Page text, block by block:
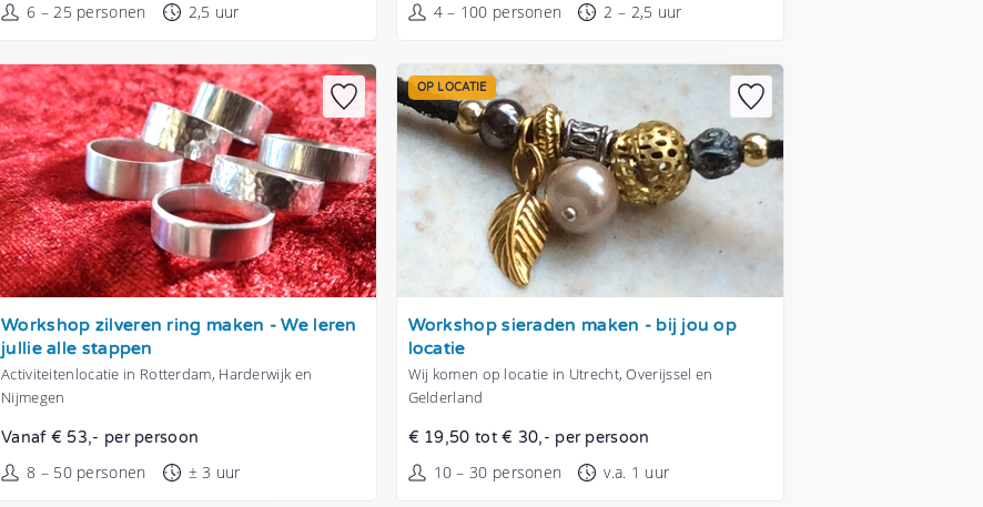
6 – 25 personen 2,5 uur 4 – 100 personen 2 – 2,5 uur
Tonen
Workshop zilveren ring maken - We leren
jullie alle stappen
Activiteitenlocatie in Rotterdam, Harderwijk en
Nijmegen
Vanaf € 53,- per persoon
8 – 50 personen ± 3 uur
Tonen
OP LOCATIE
Workshop sieraden maken - bij jou op
locatie
Wij komen op locatie in Utrecht, Overijssel en
Gelderland
€ 19,50 tot € 30,- per persoon
10 – 30 personen v.a. 1 uur